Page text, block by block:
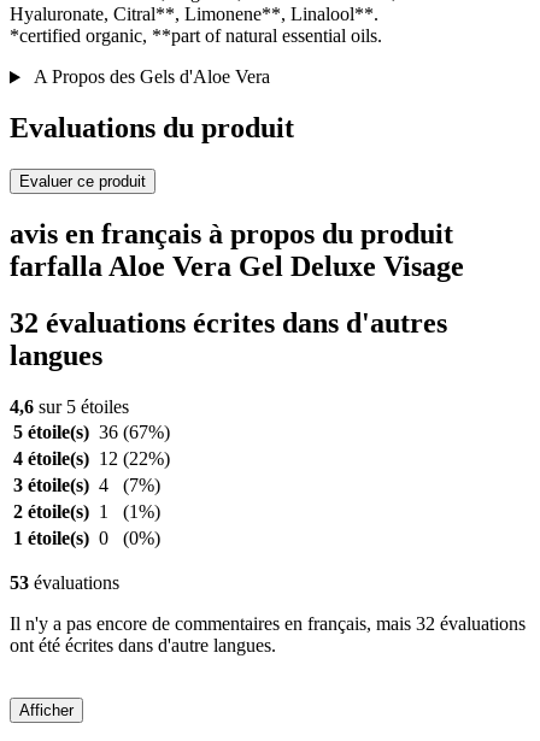
Hyaluronate, Citral**, Limonene**, Linalool**.
*certified organic, **part of natural essential oils.
A Propos des Gels d'Aloe Vera
Evaluations du produit
Evaluer ce produit
avis en français à propos du produit
farfalla Aloe Vera Gel Deluxe Visage
32 évaluations écrites dans d'autres
langues
4,6 sur 5 étoiles
5 étoile(s) 36 (67%)
4 étoile(s) 12 (22%)
3 étoile(s) 4
(7%)
2 étoile(s) 1
(1%)
1 étoile(s) 0 (0%)
53 évaluations
Il n'y a pas encore de commentaires en français, mais 32 évaluations
ont été écrites dans d'autre langues.
Afficher